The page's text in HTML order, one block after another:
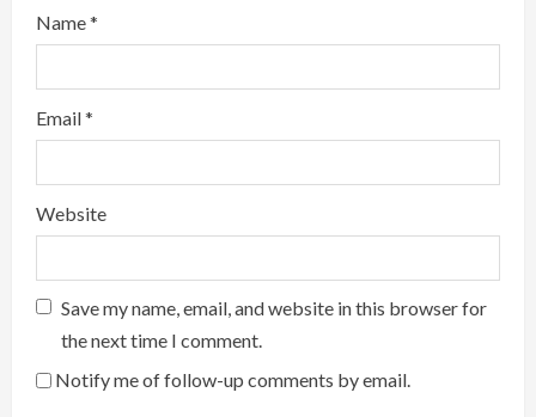
Name*
Email*
Website
Save my name, email, and website in this browser for
the next time I comment.
Notify me of follow-up comments by email.